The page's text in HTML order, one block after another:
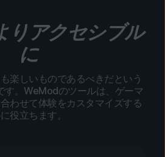
りアクセシブル
に
楽しいものであるべきだという
す。WeModのツールは、ゲーマ
わせて体験をカスタマイズする
役立ちます。